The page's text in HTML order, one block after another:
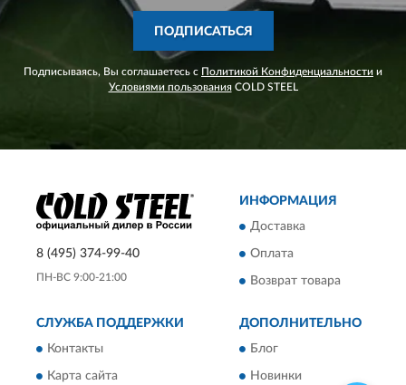
ПОДПИСАТЬСЯ
Подписываясь, Вы соглашаетесь с Политикой Конфиденциальности и
Условиями пользованияCOLD STEEL
8 (495) 374-99-40
ПН-ВС 9:00-21:00
ИНФОРМАЦИЯ
Доставка
Оплата
Возврат товара
СЛУЖБА ПОДДЕРЖКИ
Контакты
Карта сайта
ДОПОЛНИТЕЛЬНО
Блог
Новинки